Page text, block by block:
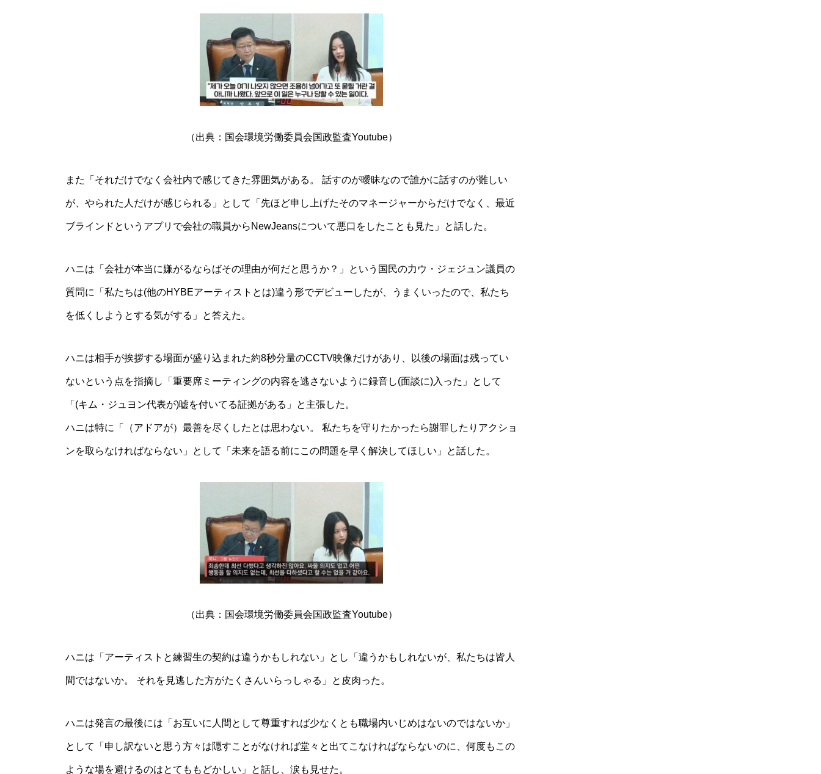
（出典：国会環境労働委員会国政監査Youtube）
また「それだけでなく会社内で感じてきた雰囲気がある。 話すのが曖昧なので誰かに話すのが難しい
が、やられた人だけが感じられる」として「先ほど申し上げたそのマネージャーからだけでなく、最近
ブラインドというアプリで会社の職員からNewJeansについて悪口をしたことも見た」と話した。
ハニは「会社が本当に嫌がるならばその理由が何だと思うか？」という国民の力ウ・ジェジュン議員の
質問に「私たちは(他のHYBEアーティストとは)違う形でデビューしたが、うまくいったので、私たち
を低くしようとする気がする」と答えた。
ハニは相手が挨拶する場面が盛り込まれた約8秒分量のCCTV映像だけがあり、以後の場面は残ってい
ないという点を指摘し「重要席ミーティングの内容を逃さないように録音し(面談に)入った」として
「(キム・ジュヨン代表が)嘘を付いてる証拠がある」と主張した。
ハニは特に「（アドアが）最善を尽くしたとは思わない。 私たちを守りたかったら謝罪したりアクショ
ンを取らなければならない」として「未来を語る前にこの問題を早く解決してほしい」と話した。
（出典：国会環境労働委員会国政監査Youtube）
ハニは「アーティストと練習生の契約は違うかもしれない」とし「違うかもしれないが、私たちは皆人
間ではないか。 それを見逃した方がたくさんいらっしゃる」と皮肉った。
ハニは発言の最後には「お互いに人間として尊重すれば少なくとも職場内いじめはないのではないか」
として「申し訳ないと思う方々は隠すことがなければ堂々と出てこなければならないのに、何度もこの
ような場を避けるのはとてももどかしい」と話し、涙も見せた。